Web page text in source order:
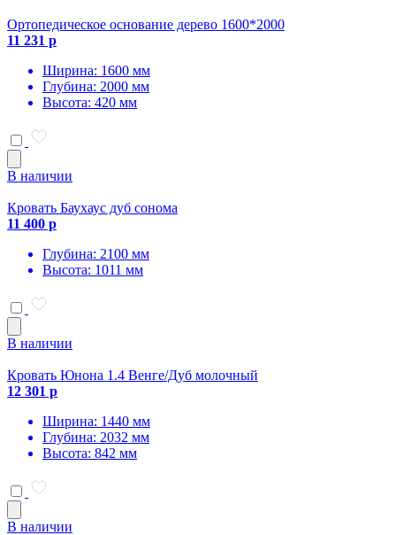
Ортопедическое основание дерево 1600*2000
11 231 р
Ширина: 1600 мм
Глубина: 2000 мм
Высота: 420 мм
В наличии
Кровать Баухаус дуб сонома
11 400 р
Глубина: 2100 мм
Высота: 1011 мм
В наличии
Кровать Юнона 1.4 Венге/Дуб молочный
12 301 р
Ширина: 1440 мм
Глубина: 2032 мм
Высота: 842 мм
В наличии